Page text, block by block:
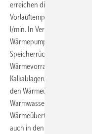
erreichen die
Vorlauftemperatur und 45
l/min. In Verbindung mit
Wärmepumpen) sind die
Speicherrücklaufschichtung
Wärmevorrats im
Kalkablagerungen im
den Wärmeübertragern so
Warmwasserentnahme eine
Wärmeübertragers erfolgt.
auch in den